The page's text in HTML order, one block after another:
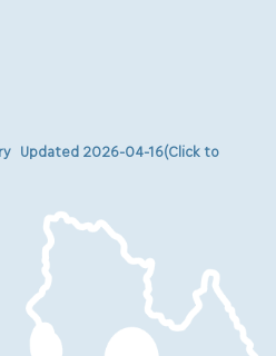
Updated 2026-04-16(Click to